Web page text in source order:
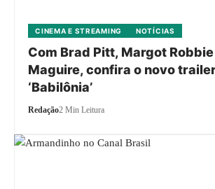
CINEMA E STREAMING NOTÍCIAS
Com Brad Pitt, Margot
Maguire, confira o novo
‘Babilônia’
Redação2 Min Leitura